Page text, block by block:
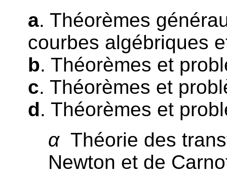
a. Théorèmes
courbes algébriques
b. Théorèmes et
c. Théorèmes et
d. Théorèmes et
αThéorie des
Newton et de